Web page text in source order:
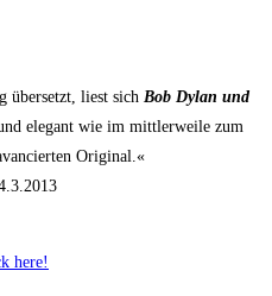
übersetzt, liest sich Bob Dylan und
elegant wie im mittlerweile zum
Original.«
here!